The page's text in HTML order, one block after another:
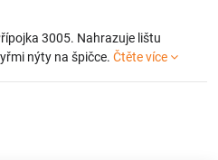
3005. Nahrazuje lištu
nýty na špičce. Čtěte více